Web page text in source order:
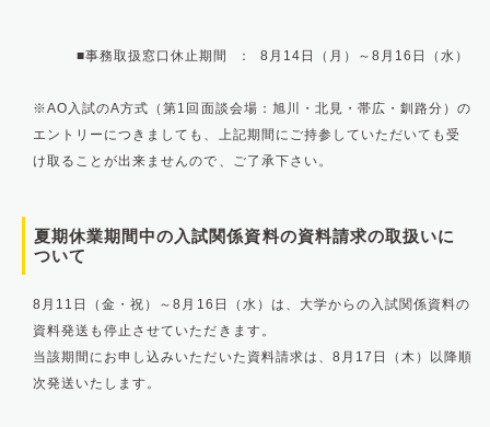
■事務取扱窓口休止期間 ： 8月14日（月）～8月16日（水）
※AO入試のA方式（第1回面談会場：旭川・北見・帯広・釧路分）の
エントリーにつきましても、上記期間にご持参していただいても受
け取ることが出来ませんので、ご了承下さい。
夏期休業期間中の入試関係資料の資料請求の取扱いに
ついて
8月11日（金・祝）～8月16日（水）は、大学からの入試関係資料の
資料発送も停止させていただきます。
当該期間にお申し込みいただいた資料請求は、8月17日（木）以降順
次発送いたします。